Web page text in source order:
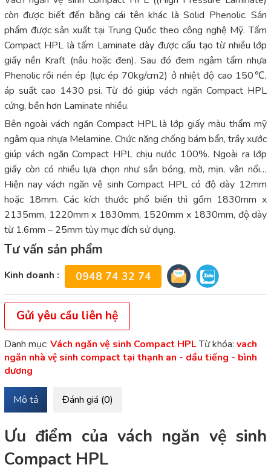
còn được biết đến bằng cái tên khác là Solid Phenolic. Sản
phẩm được sản xuất tại Trung Quốc theo công nghệ Mỹ. Tấm
Compact HPL là tấm Laminate dày được cấu tạo từ nhiều lớp
giấy nền Kraft (nâu hoặc đen). Sau đó đem ngâm tẩm nhựa
Phenolic rồi nén ép (lực ép 70kg/cm2) ở nhiệt độ cao 150℃,
áp suất cao 1430 psi. Từ đó giúp vách ngăn Compact HPL
cứng, bền hơn Laminate nhiều.
Bên ngoài vách ngăn Compact HPL là lớp giấy màu thẩm mỹ
ngâm qua nhựa Melamine. Chức năng chống bám bẩn, trầy xước
giúp vách ngăn Compact HPL chịu nước 100%. Ngoài ra lớp
giấy còn có nhiều lựa chọn như sần bóng, mờ, mịn, vân nổi…
Hiện nay vách ngăn vệ sinh Compact HPL có độ dày 12mm
hoặc 18mm. Các kích thước phổ biến thì gồm 1830mm x
2135mm, 1220mm x 1830mm, 1520mm x 1830mm, độ dày
từ 1.6mm – 25mm tùy mục đích sử dụng.
Tư vấn sản phẩm
Kinh doanh : 0948 74 32 74
Gửi yêu cầu liên hệ
Danh mục: Vách ngăn vệ sinh Compact HPLTừ khóa: vach
ngăn nhà vệ sinh compact tại thạnh an - dầu tiếng - bình
dương
Mô tả Đánh giá (0)
Ưu điểm của vách ngăn vệ sinh
Compact HPL